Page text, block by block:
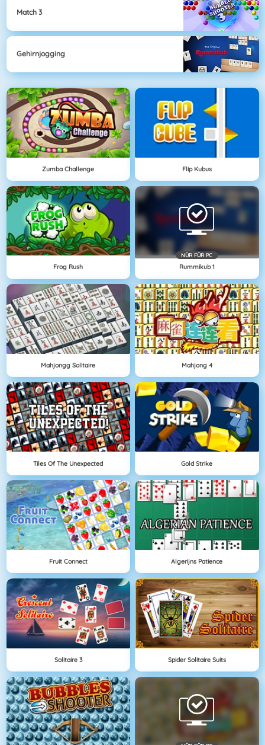
Match 3
Gehirnjogging
Zumba Challenge Flip Kubus
Frog Rush
NÜR FÜR PC
Rummikub 1
Mahjongg Solitaire Mahjong 4
Tiles Of The Unexpected Gold Strike
Fruit Connect Algerijns Patience
Solitaire 3 Spider Solitaire Suits